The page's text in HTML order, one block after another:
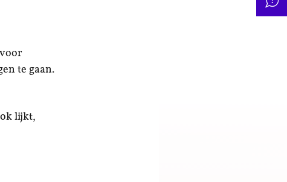
te gaan.
lijkt,